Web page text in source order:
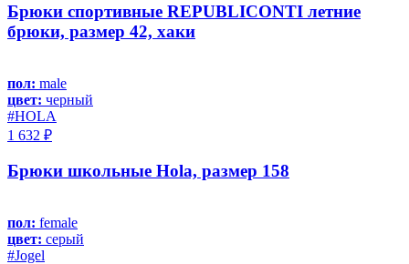
Брюки спортивные REPUBLICONTI летние
брюки, размер 42, хаки
пол: male
цвет: черный
#HOLA
1 632 ₽
Брюки школьные Hola, размер 158
пол: female
цвет: серый
#Jоgel